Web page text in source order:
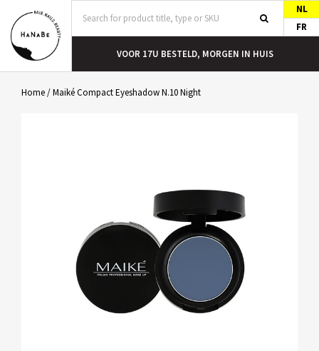
NL
FR
VOOR 17U BESTELD, MORGEN IN HUIS
Home/Maiké Compact Eyeshadow N.10 Night